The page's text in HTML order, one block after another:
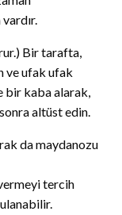
Bir tarafta,
ve ufak ufak
bir kaba alarak,
altüst edin.
da maydanozu
tercih